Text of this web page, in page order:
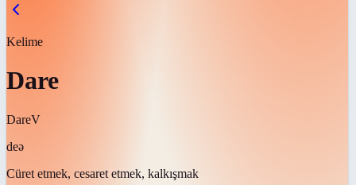
Kelime
Dare
DareV
deə
Cüret etmek, cesaret etmek, kalkışmak